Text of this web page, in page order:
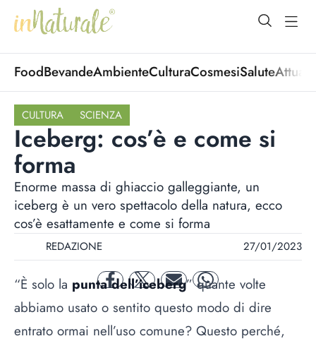
open
FoodBevandeAmbienteCulturaCosmesiSalute
CULTURA SCIENZA
Iceberg: cos’è e come si
forma
Enorme massa di ghiaccio galleggiante, un
iceberg è un vero spettacolo della natura, ecco
cos’è esattamente e come si forma
REDAZIONE 27/01/2023
facebooktwitter mail whatsapp
“È solo la punta dell’iceberg” quante volte
abbiamo usato o sentito questo modo di dire
entrato ormai nell’uso comune? Questo perché,